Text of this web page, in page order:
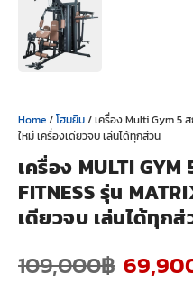
Home/โฮมยิม/ เครื่อง Multi Gym 5
ใหม่ เครื่องเดียวจบ เล่นได้ทุกส่วน
เครื่อง MULTI
FITNESS รุ่น
เดียวจบ เล่นได้ทุกส่
109,000฿